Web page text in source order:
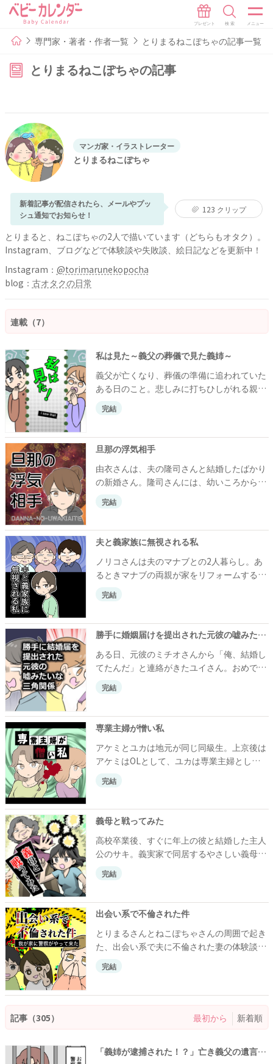
専門家・著者・作者一覧 とりまるねこぽちゃの記事一覧
とりまるねこぽちゃの記事
マンガ家・イラストレーター
とりまるねこぽちゃ
新着記事が配信されたら、メールやプッ
シュ通知でお知らせ！
123 クリップ
とりまると、ねこぽちゃの2人で描いています（どちらもオタク）。
Instagram、ブログなどで体験談や失敗談、絵日記などを更新中！
Instagram： @torimarunekopocha
blog： 古オタクの日常
連載（7）
私は見た～義父の葬儀で見た義姉～
義父が亡くなり、葬儀の準備に追われていた
ある日のこと。悲しみに打ちひしがれる親族
のなかでも、特に目を引いたのが声を上げな
がら涙を流す義姉の姿です。しかし、義姉の
から」と冷たく言い放ちます。そんな夫の態
度をとがめたのもつかの間、葬儀が終わるま
での数日間に、義姉の信じられない素顔が明
らかになっていき……？
完結
旦那の浮気相手
由衣さんは、夫の隆司さんと結婚したばかり
の新婚さん。隆司さんには、幼いころから仲
みがいました。人懐こい性格の愛華は、由衣
が、ある日突然「隆司は返してもらう」と宣
戦布告をしてきます。あまりに突然のことに
愛華に不信感を抱く由衣さんでしたが、愛華
のこの発言には誰も予想だにしなかった秘密
が隠されていて……。これは、1人の女性の
策略によって家族全員がとんでもないトラブ
完結
夫と義家族に無視される私
ノリコさんは夫のマナブとの2人暮らし。あ
るときマナブの両親が家をリフォームするこ
も聞かされていなかったノリコさんはマナブ
めますが、「家族なんだから協力して当たり
前」と悪びれもしません。それからはノリコ
さん夫婦と義両親との息の詰まるような同居
生活が始まります。しかし、この後ノリコさ
んにはさらに思いもよらぬ事態が降りかか
り……。これは義両親と夫、どちらにも苦し
いたお話です。
完結
勝手に婚姻届けを提出された元彼の嘘みたいな三角関係
ある日、元彼のミチオさんから「俺、結婚し
てたんだ」と連絡がきたユイさん。おめでと
う！とユイさんが祝福していると、「違うん
だ！元カノに勝手に婚姻届けを出されたん
きて……。
完結
専業主婦が憎い私
アケミとユカは地元が同じ同級生。上京後は
アケミはOLとして、ユカは専業主婦として
の生活環境が変わってからも仲の良さは相変
ある思いを抱いていて…。
完結
義母と戦ってみた
高校卒業後、すぐに年上の彼と結婚した主人
公のサキ。義実家で同居するやさしい義母
Instagramで人気のとりまるねこぽちゃ
体験談を元に描く嫁姑トラブルのお話です。
完結
出会い系で不倫された件
とりまるさんとねこぽちゃさんの周囲で起き
た、出会い系で夫に不倫された妻の体験談。
１歳上の夫と、２歳になった娘と幸せに暮ら
していた20代のエリさん。ある日、突然警察
完結
記事（305） 最初から 新着順
「義姉が逮捕された！？」亡き義父の遺言を無視して奪った家がなかなか売れず…→強欲義姉の最低行為とは！？ #義父の葬儀で見た義姉 最終話